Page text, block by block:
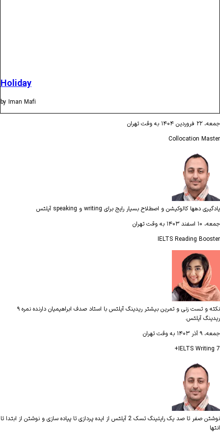
Holiday
by Iman Mafi
جمعه، ۲۲ فروردین ۱۴۰۴ به وقت تهران
Collocation Master
یادگیری دهها کالوکیشن و اصطلاح بسیار رایج برای writing و speaking آیلتس
جمعه، ۱۰ اسفند ۱۴۰۳ به وقت تهران
IELTS Reading Booster
نکته و تست زنی و تمرین بیشتر ریدینگ آیلتس با استاد صدف ابراهیمیان دارنده نمره ۹
ریدینگ آیلتس.
جمعه، ۹ آذر ۱۴۰۳ به وقت تهران
IELTS Writing 7+
نوشتن صفر تا صد یک رایتینگ تسک 2 آیلتس از ایده پردازی تا پیاده سازی و نوشتن از ابتدا تا
انتها